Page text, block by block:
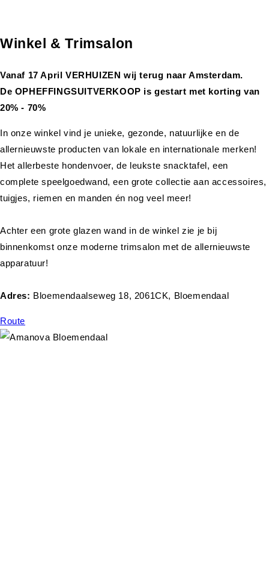
Winkel & Trimsalon
Vanaf 17 April VERHUIZEN wij terug naar Amsterdam.
De OPHEFFINGSUITVERKOOP is gestart met korting van
20% - 70%
In onze winkel vind je unieke, gezonde, natuurlijke en de
allernieuwste producten van lokale en internationale merken!
Het allerbeste hondenvoer, de leukste snacktafel, een
complete speelgoedwand, een grote collectie aan accessoires,
tuigjes, riemen en manden én nog veel meer!
Achter een grote glazen wand in de winkel zie je bij
binnenkomst onze moderne trimsalon met de allernieuwste
apparatuur!
Adres: Bloemendaalseweg 18, 2061CK, Bloemendaal
Route